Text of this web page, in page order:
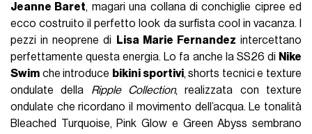
Jeanne Baret, magari una collana di conchiglie cipree ed
ecco costruito il perfetto look da surfista cool in vacanza. I
pezzi in neoprene di
Lisa Marie Fernandez intercettano
perfettamente questa energia. Lo fa anche la SS26 di Nike
Swim che introduce bikini sportivi, shorts tecnici e texture
ondulate della Ripple Collection, realizzata con texture
ondulate che ricordano il movimento dell’acqua. Le tonalità
Bleached Turquoise, Pink Glow e Green Abyss sembrano